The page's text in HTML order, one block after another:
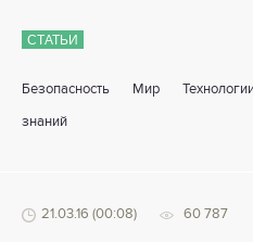
СТАТЬИ
Безопасность Мир
знаний
21.03.16 (00:08) 60 787